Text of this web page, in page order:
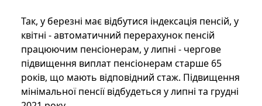
Так, у березні має відбутися індексація пенсій, у
квітні - автоматичний перерахунок пенсій
працюючим пенсіонерам, у липні - чергове
підвищення виплат пенсіонерам старше 65
років, що мають відповідний стаж. Підвищення
мінімальної пенсії відбудеться у липні та грудні